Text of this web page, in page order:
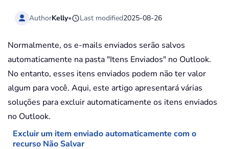
AuthorKelly• Last modified2025-08-26
Normalmente, os e-mails enviados serão salvos
automaticamente na pasta "Itens Enviados" no Outlook.
No entanto, esses itens enviados podem não ter valor
algum para você. Aqui, este artigo apresentará várias
soluções para excluir automaticamente os itens enviados
no Outlook.
Excluir um item enviado automaticamente com o
recurso Não Salvar